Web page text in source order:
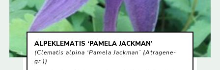
ALPEKLEMATIS ‘PAMELA JACKMAN’
Clematis alpina ‘Pamela Jackman’ (Atragene-
gr.)